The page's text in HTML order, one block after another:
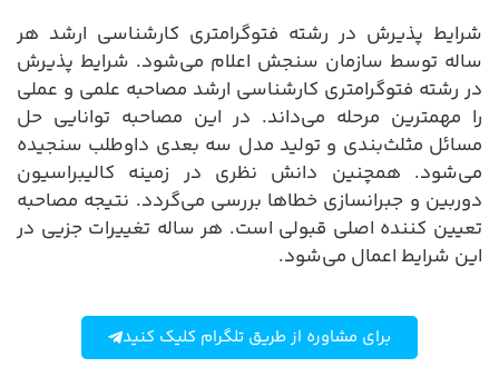
شرایط پذیرش در رشته فتوگرامتری کارشناسی ارشد هر
ساله توسط سازمان سنجش اعلام می‌شود. شرایط پذیرش
در رشته فتوگرامتری کارشناسی ارشد مصاحبه علمی و عملی
را مهمترین مرحله می‌داند. در این مصاحبه توانایی حل
مسائل مثلث‌بندی و تولید مدل سه بعدی داوطلب سنجیده
می‌شود. همچنین دانش نظری در زمینه کالیبراسیون
دوربین و جبرانسازی خطاها بررسی می‌گردد. نتیجه مصاحبه
تعیین کننده اصلی قبولی است. هر ساله تغییرات جزیی در
این شرایط اعمال می‌شود.
برای مشاوره از طریق تلگرام کلیک کنید